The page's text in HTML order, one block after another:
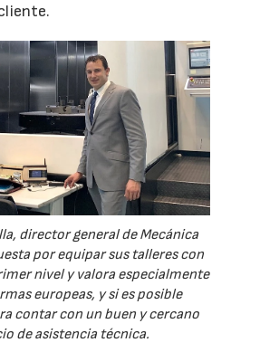
director general de Mecánica
por equipar sus talleres con
nivel y valora especialmente
europeas, y si es posible
contar con un buen y cercano
de asistencia técnica.